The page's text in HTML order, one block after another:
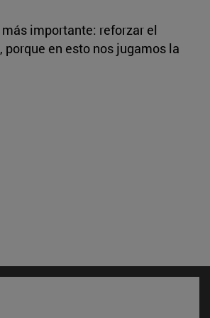
importante: reforzar el
porque en esto nos jugamos la